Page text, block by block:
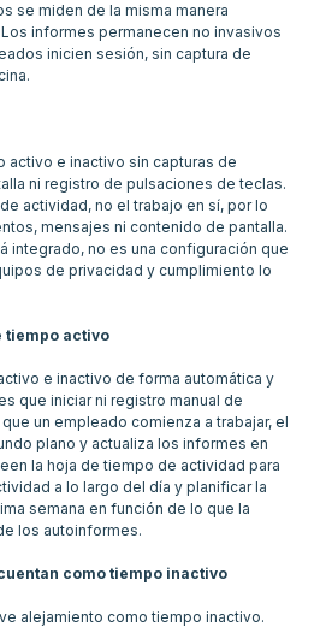
se miden de la misma manera
informes permanecen no invasivos
inicien sesión, sin captura de
activo e inactivo sin capturas de
ni registro de pulsaciones de teclas.
actividad, no el trabajo en sí, por lo
mensajes ni contenido de pantalla.
integrado, no es una configuración que
de privacidad y cumplimiento lo
tiempo activo
e inactivo de forma automática y
que iniciar ni registro manual de
un empleado comienza a trabajar, el
plano y actualiza los informes en
la hoja de tiempo de actividad para
a lo largo del día y planificar la
semana en función de lo que la
los autoinformes.
como tiempo inactivo
alejamiento como tiempo inactivo.